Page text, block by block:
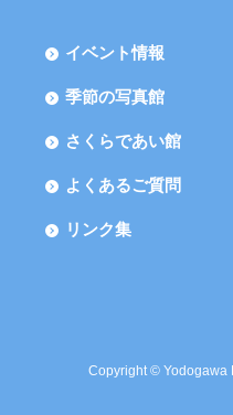
イベント情報
季節の写真館
さくらであい館
よくあるご質問
リンク集
Copyright © Yodogawa